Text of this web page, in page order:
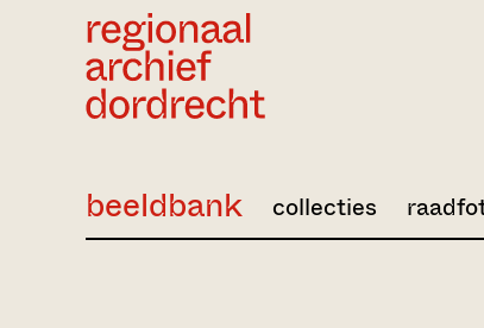
beeldbank collecties